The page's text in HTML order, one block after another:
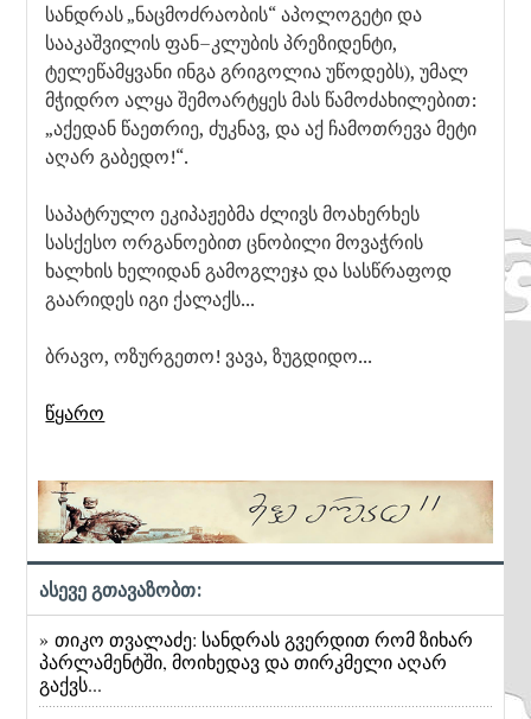
სანდრას „ნაცმოძრაობის“ აპოლოგეტი და
სააკაშვილის ფან–კლუბის პრეზიდენტი,
ტელეწამყვანი ინგა გრიგოლია უწოდებს), უმალ
მჭიდრო ალყა შემოარტყეს მას წამოძახილებით:
„აქედან წაეთრიე, ძუკნავ, და აქ ჩამოთრევა მეტი
აღარ გაბედო!“.
საპატრულო ეკიპაჟებმა ძლივს მოახერხეს
სასქესო ორგანოებით ცნობილი მოვაჭრის
ხალხის ხელიდან გამოგლეჯა და სასწრაფოდ
გაარიდეს იგი ქალაქს...
ბრავო, ოზურგეთო! ვავა, ზუგდიდო...
წყარო
ასევე გთავაზობთ:
» თიკო თვალაძე: სანდრას გვერდით რომ ზიხარ
პარლამენტში, მოიხედავ და თირკმელი აღარ
გაქვს...